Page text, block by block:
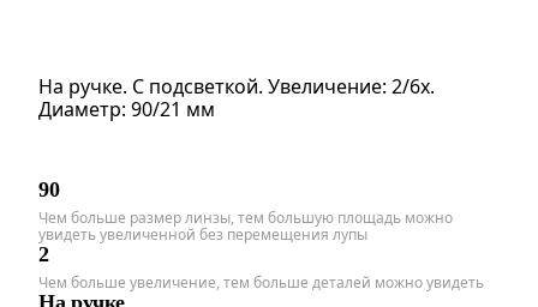
На ручке. С подсветкой. Увеличение: 2/6х.
Диаметр: 90/21 мм
90
Чем больше размер линзы, тем большую площадь можно
увидеть увеличенной без перемещения лупы
2
Чем больше увеличение, тем больше деталей можно увидеть
На ручке